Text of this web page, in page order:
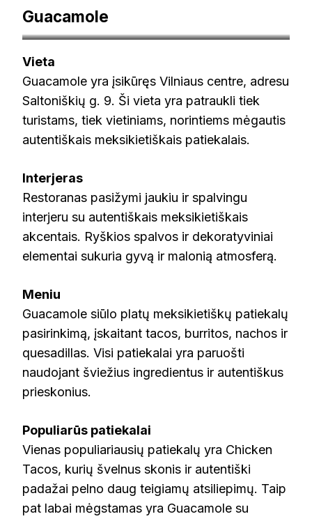
Guacamole
panorama.lt
Vieta
Guacamole yra įsikūręs Vilniaus centre, adresu
Saltoniškių g. 9. Ši vieta yra patraukli tiek
turistams, tiek vietiniams, norintiems mėgautis
autentiškais meksikietiškais patiekalais.
Interjeras
Restoranas pasižymi jaukiu ir spalvingu
interjeru su autentiškais meksikietiškais
akcentais. Ryškios spalvos ir dekoratyviniai
elementai sukuria gyvą ir malonią atmosferą.
Meniu
Guacamole siūlo platų meksikietiškų patiekalų
pasirinkimą, įskaitant tacos, burritos, nachos ir
quesadillas. Visi patiekalai yra paruošti
naudojant šviežius ingredientus ir autentiškus
prieskonius.
Populiarūs patiekalai
Vienas populiariausių patiekalų yra Chicken
Tacos, kurių švelnus skonis ir autentiški
padažai pelno daug teigiamų atsiliepimų. Taip
pat labai mėgstamas yra Guacamole su